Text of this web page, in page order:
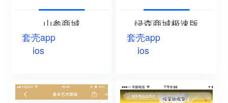
山参商城
套壳app
ios
绿森商城极速版
套壳app
ios